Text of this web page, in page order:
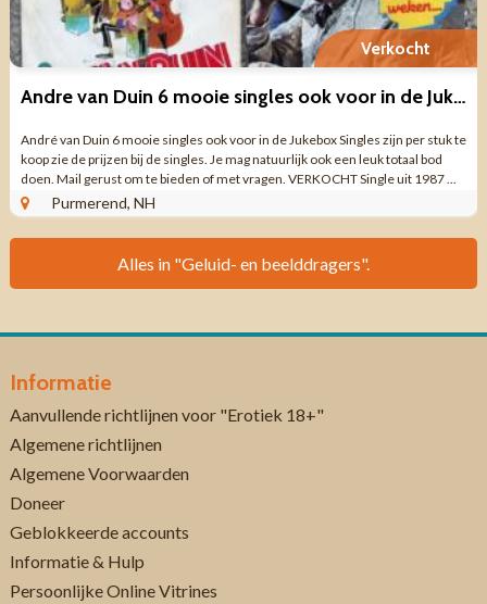
Verkocht
Andre van Duin 6 mooie singles ook voor in de Jukebox
André van Duin 6 mooie singles ook voor in de Jukebox Singles zijn per stuk te
koop zie de prijzen bij de singles. Je mag natuurlijk ook een leuk totaal bod
doen. Mail gerust om te bieden of met vragen. VERKOCHT Single uit 1987 ...
Purmerend, NH
Alles in "Geluid- en beelddragers".
Informatie
Aanvullende richtlijnen voor "Erotiek 18+"
Algemene richtlijnen
Algemene Voorwaarden
Doneer
Geblokkeerde accounts
Informatie & Hulp
Persoonlijke Online Vitrines